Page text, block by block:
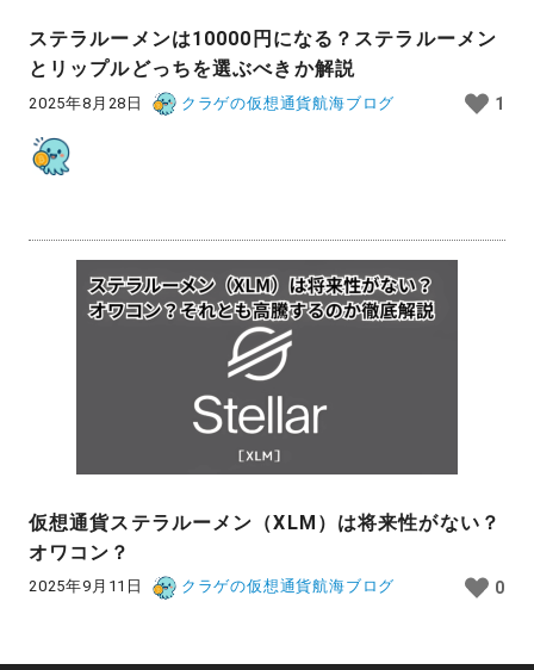
ステラルーメンは10000円になる？ステラルーメン
とリップルどっちを選ぶべきか解説
2025年8月28日 クラゲの仮想通貨航海ブログ 1
仮想通貨ステラルーメン（XLM）は将来性がない？
オワコン？
2025年9月11日 クラゲの仮想通貨航海ブログ 0